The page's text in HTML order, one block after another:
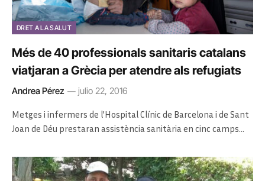
DRET A LA SALUT
Més de 40 professionals sanitaris catalans
viatjaran a Grècia per atendre als refugiats
Andrea Pérez julio 22, 2016
Metges i infermers de l’Hospital Clínic de Barcelona i de Sant
Joan de Déu prestaran assistència sanitària en cinc camps…